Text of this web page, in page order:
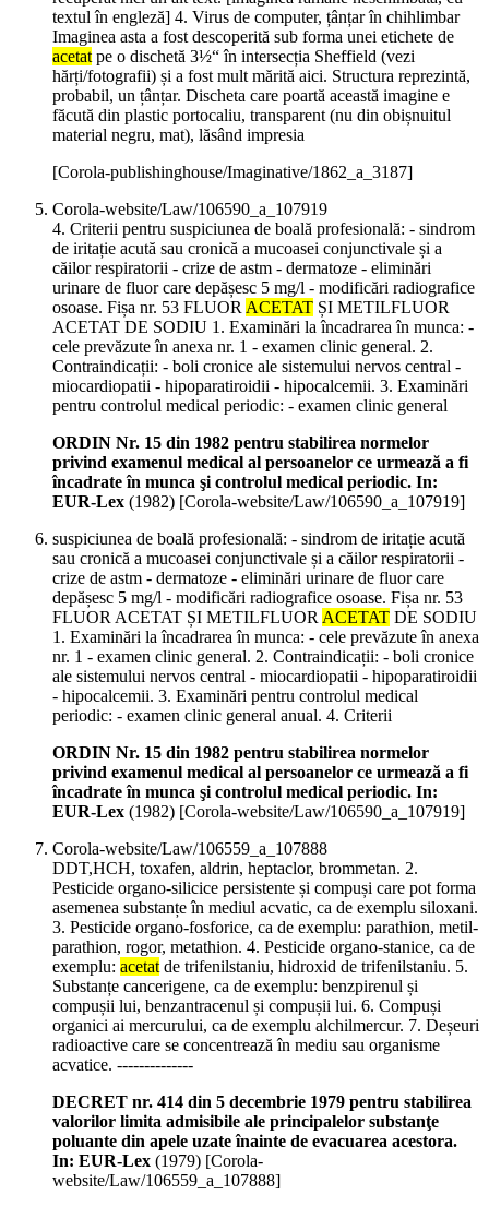
textul în engleză] 4. Virus de computer, țânțar în chihlimbar
Imaginea asta a fost descoperită sub forma unei etichete de
acetatpe o dischetă 3½“ în intersecția Sheffield (vezi
hărți/fotografii) și a fost mult mărită aici. Structura reprezintă,
probabil, un țânțar. Discheta care poartă această imagine e
făcută din plastic portocaliu, transparent (nu din obișnuitul
material negru, mat), lăsând impresia
[Corola-publishinghouse/Imaginative/1862_a_3187]
Corola-website/Law/106590_a_107919
4. Criterii pentru suspiciunea de boală profesională: - sindrom
de iritație acută sau cronică a mucoasei conjunctivale și a
căilor respiratorii - crize de astm - dermatoze - eliminări
urinare de fluor care depășesc 5 mg/l - modificări radiografice
osoase. Fișa nr. 53 FLUORACETAT ȘI METILFLUOR
ACETAT DE SODIU 1. Examinări la încadrarea în munca: -
cele prevăzute în anexa nr. 1 - examen clinic general. 2.
Contraindicații: - boli cronice ale sistemului nervos central -
miocardiopatii - hipoparatiroidii - hipocalcemii. 3. Examinări
pentru controlul medical periodic: - examen clinic general
ORDIN Nr. 15 din 1982 pentru stabilirea normelor
privind examenul medical al persoanelor ce urmează a fi
încadrate în munca şi controlul medical periodic. In:
EUR-Lex (1982) [Corola-website/Law/106590_a_107919]
suspiciunea de boală profesională: - sindrom de iritație acută
sau cronică a mucoasei conjunctivale și a căilor respiratorii -
crize de astm - dermatoze - eliminări urinare de fluor care
depășesc 5 mg/l - modificări radiografice osoase. Fișa nr. 53
FLUOR ACETAT ȘI METILFLUORACETAT DE SODIU
1. Examinări la încadrarea în munca: - cele prevăzute în anexa
nr. 1 - examen clinic general. 2. Contraindicații: - boli cronice
ale sistemului nervos central - miocardiopatii - hipoparatiroidii
- hipocalcemii. 3. Examinări pentru controlul medical
periodic: - examen clinic general anual. 4. Criterii
ORDIN Nr. 15 din 1982 pentru stabilirea normelor
privind examenul medical al persoanelor ce urmează a fi
încadrate în munca şi controlul medical periodic. In:
EUR-Lex (1982) [Corola-website/Law/106590_a_107919]
Corola-website/Law/106559_a_107888
DDT,HCH, toxafen, aldrin, heptaclor, brommetan. 2.
Pesticide organo-silicice persistente și compuși care pot forma
asemenea substanțe în mediul acvatic, ca de exemplu siloxani.
3. Pesticide organo-fosforice, ca de exemplu: parathion, metil-
parathion, rogor, metathion. 4. Pesticide organo-stanice, ca de
exemplu: acetatde trifenilstaniu, hidroxid de trifenilstaniu. 5.
Substanțe cancerigene, ca de exemplu: benzpirenul și
compușii lui, benzantracenul și compușii lui. 6. Compuși
organici ai mercurului, ca de exemplu alchilmercur. 7. Deșeuri
radioactive care se concentrează în mediu sau organisme
acvatice. --------------
DECRET nr. 414 din 5 decembrie 1979 pentru stabilirea
valorilor limita admisibile ale principalelor substanţe
poluante din apele uzate înainte de evacuarea acestora.
In: EUR-Lex (1979) [Corola-
website/Law/106559_a_107888]